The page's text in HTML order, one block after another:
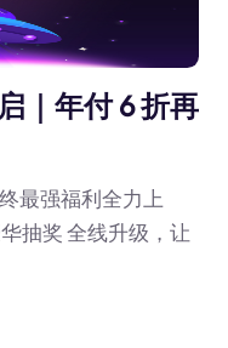
｜年付 6 折再
最强福利全力上
抽奖 全线升级，让